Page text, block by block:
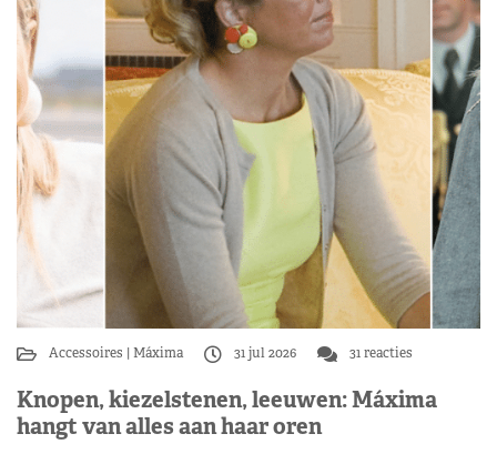
Accessoires Máxima 31 jul 2026 31 reacties
Knopen, kiezelstenen, leeuwen: Máxima
hangt van alles aan haar oren